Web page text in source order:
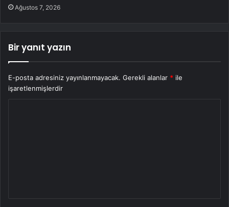
Ağustos 7, 2026
Bir yanıt yazın
E-posta adresiniz yayınlanmayacak. Gerekli alanlar * ile
işaretlenmişlerdir